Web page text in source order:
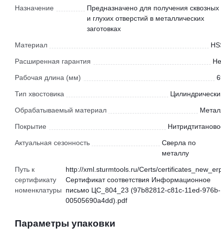
Назначение
Предназначено для получения сквозных
и глухих отверстий в металлических
заготовках
Материал
Расширенная гарантия
Рабочая длина (мм)
Тип хвостовика
Обрабатываемый материал
Покрытие
Актуальная сезонность
Сверла по
металлу
Путь к
сертификату
номенклатуры
http://xml.sturmtools.ru/Certs/
Сертификат соответствия Информационное
письмо ЦС_804_23 (97b82812-c81c-11ed-976b-
00505690a4dd).pdf
Параметры упаковки